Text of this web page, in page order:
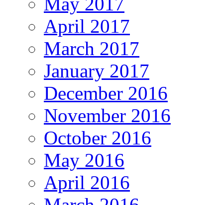
April 2017
March 2017
January 2017
December 2016
November 2016
October 2016
May 2016
April 2016